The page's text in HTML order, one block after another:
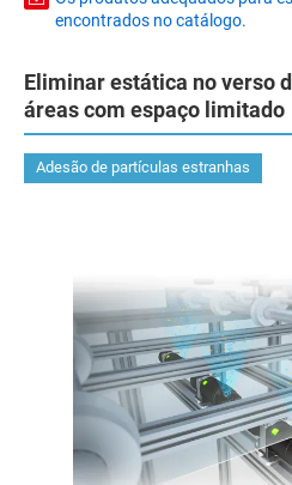
encontrados no catálogo.
Eliminar estática no verso
áreas com espaço limitado
Adesão de partículas estranhas